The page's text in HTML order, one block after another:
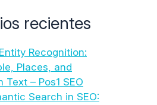
recientes
Recognition:
Places, and
– Pos1 SEO
Search in SEO: